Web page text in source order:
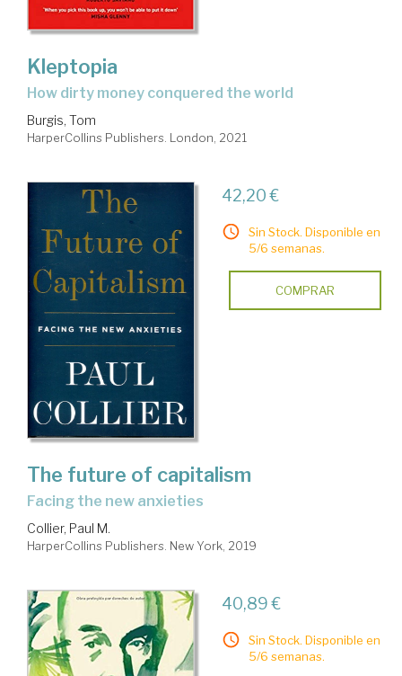
Kleptopia
how dirty money conquered the world
Burgis, Tom
HarperCollins Publishers. London, 2021
42,20 €
Sin Stock. Disponible en
5/6 semanas.
COMPRAR
The future of capitalism
facing the new anxieties
Collier, Paul M.
HarperCollins Publishers. New York, 2019
40,89 €
Sin Stock. Disponible en
5/6 semanas.